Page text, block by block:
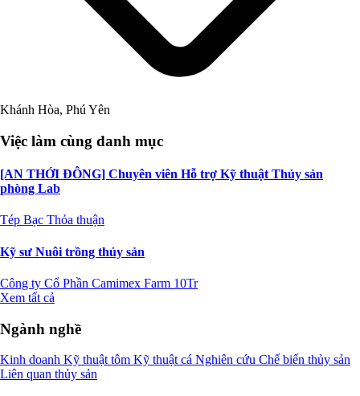
Khánh Hòa, Phú Yên
Việc làm cùng danh mục
[AN THỚI ĐÔNG] Chuyên viên Hỗ trợ Kỹ thuật Thủy sản
phòng Lab
Tép Bạc Thỏa thuận
Kỹ sư Nuôi trồng thủy sản
Công ty Cổ Phần Camimex Farm 10Tr
Xem tất cả
Ngành nghề
Kinh doanh Kỹ thuật tôm Kỹ thuật cá Nghiên cứu Chế biến thủy sản
Liên quan thủy sản